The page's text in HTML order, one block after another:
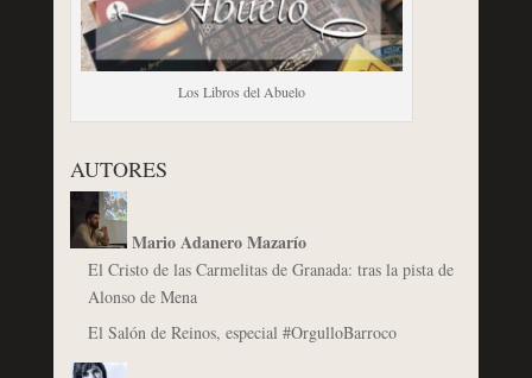
Los Libros del Abuelo
AUTORES
Mario Adanero Mazarío
El Cristo de las Carmelitas de Granada: tras la pista de
Alonso de Mena
El Salón de Reinos, especial #OrgulloBarroco